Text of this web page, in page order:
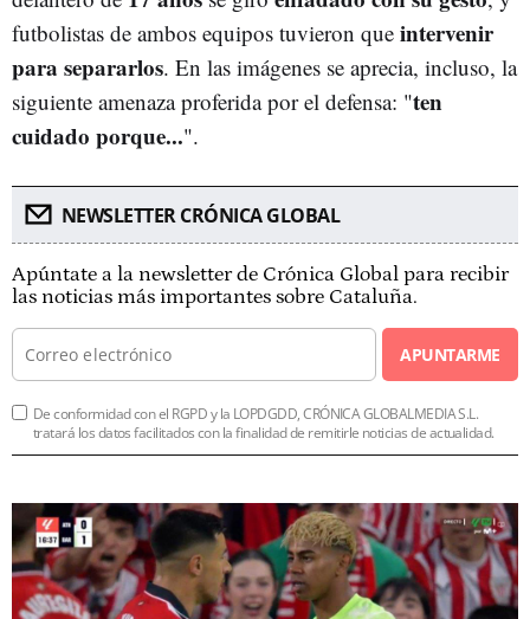
futbolistas de ambos equipos tuvieron que intervenir
para separarlos. En las imágenes se aprecia, incluso, la
siguiente amenaza proferida por el defensa: "ten
cuidado porque...".
NEWSLETTER CRÓNICA GLOBAL
Apúntate a la newsletter de Crónica Global para recibir
las noticias más importantes sobre Cataluña.
APUNTARME
De conformidad con el RGPD y la LOPDGDD, CRÓNICA GLOBALMEDIA S.L.
tratará los datos facilitados con la finalidad de remitirle noticias de actualidad.